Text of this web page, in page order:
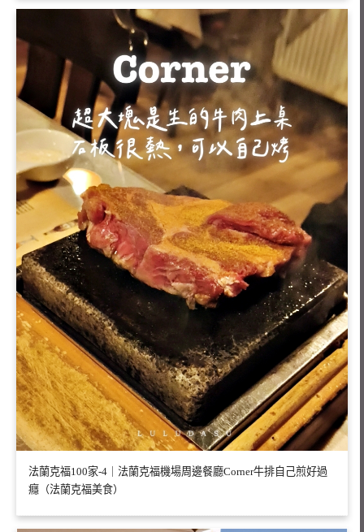
法蘭克福100家-4｜法蘭克福機場周邊餐廳Corner牛排自己煎好過
癮（法蘭克福美食）